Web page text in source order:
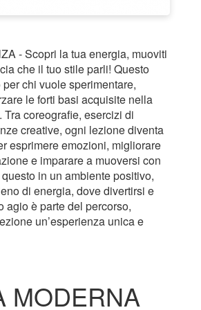
- Scopri la tua energia, muoviti
che il tuo stile parli! Questo
chi vuole sperimentare,
le forti basi acquisite nella
Tra coreografie, esercizi di
creative, ogni lezione diventa
esprimere emozioni, migliorare
e imparare a muoversi con
in un ambiente positivo,
di energia, dove divertirsi e
agio è parte del percorso,
un’esperienza unica e